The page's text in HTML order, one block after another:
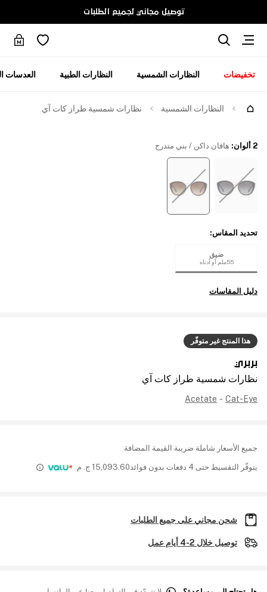
توصيل مجاني لجميع الطلبات
تخفيضات النظارات الشمسية النظارات الطبية العدسات
النظارات الشمسية نظارات شمسية طراز كات آي
هذا المنتج غير متوفّر
بربري
نظارات شمسية طراز كات آي
Acetate - Cat-Eye
جميع الأسعار شاملة ضريبة القيمة المضافة
يتوفّر التقسيط حتى 4 دفعات بدون فوائد 15,093.60 ج. م
2 ألوان : هافان داكن / بني متدرج
تحديد المقاس:
ضيق
55ملم أو أدناه
دليل المقاسات
شحن مجاني على جميع الطلبات
توصيل خلال 2-4 أيام عمل